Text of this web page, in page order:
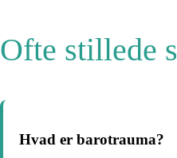
Ofte stillede
Hvad er barotrauma?